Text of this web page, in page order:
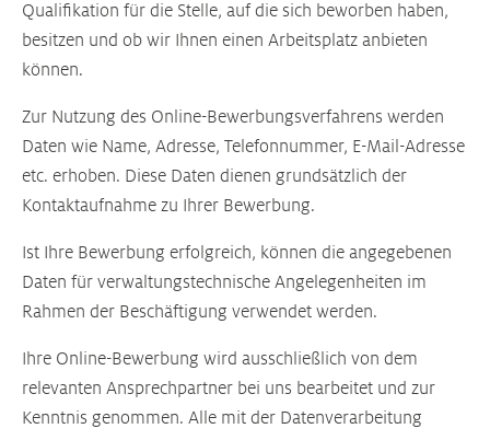
Qualifikation für die Stelle, auf die sich beworben haben,
besitzen und ob wir Ihnen einen Arbeitsplatz anbieten
können.
Zur Nutzung des Online-Bewerbungsverfahrens werden
Daten wie Name, Adresse, Telefonnummer, E-Mail-Adresse
etc. erhoben. Diese Daten dienen grundsätzlich der
Kontaktaufnahme zu Ihrer Bewerbung.
Ist Ihre Bewerbung erfolgreich, können die angegebenen
Daten für verwaltungstechnische Angelegenheiten im
Rahmen der Beschäftigung verwendet werden.
Ihre Online-Bewerbung wird ausschließlich von dem
relevanten Ansprechpartner bei uns bearbeitet und zur
Kenntnis genommen. Alle mit der Datenverarbeitung